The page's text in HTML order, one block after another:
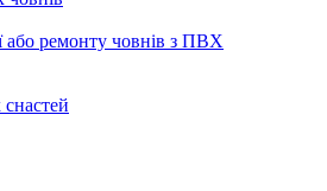
або ремонту човнів з ПВХ